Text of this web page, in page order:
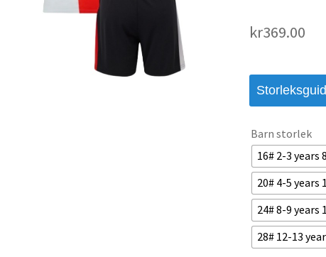
kr369.00
Barn storlek
16# 2-3 years
20# 4-5 years
24# 8-9 years
28# 12-13